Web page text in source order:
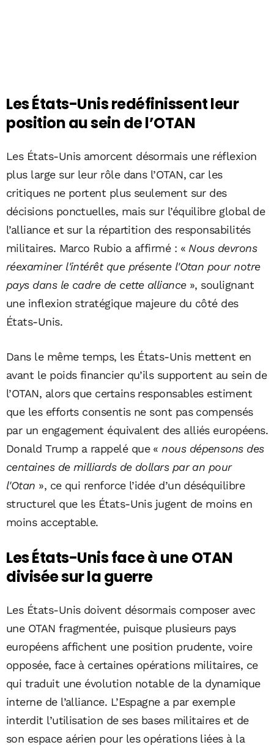
Les États-Unis redéfinissent leur
position au sein de l’OTAN
Les États-Unis amorcent désormais une réflexion
plus large sur leur rôle dans l’OTAN, car les
critiques ne portent plus seulement sur des
décisions ponctuelles, mais sur l’équilibre global de
l’alliance et sur la répartition des responsabilités
militaires. Marco Rubio a affirmé : « Nous devrons
réexaminer l'intérêt que présente l'Otan pour notre
pays dans le cadre de cette alliance», soulignant
une inflexion stratégique majeure du côté des
États-Unis.
Dans le même temps, les États-Unis mettent en
avant le poids financier qu’ils supportent au sein de
l’OTAN, alors que certains responsables estiment
que les efforts consentis ne sont pas compensés
par un engagement équivalent des alliés européens.
Donald Trump a rappelé que « nous dépensons des
centaines de milliards de dollars par an pour
l'Otan », ce qui renforce l’idée d’un déséquilibre
structurel que les États-Unis jugent de moins en
moins acceptable.
Les États-Unis face à une OTAN
divisée sur la guerre
Les États-Unis doivent désormais composer avec
une OTAN fragmentée, puisque plusieurs pays
européens affichent une position prudente, voire
opposée, face à certaines opérations militaires, ce
qui traduit une évolution notable de la dynamique
interne de l’alliance. L’Espagne a par exemple
interdit l’utilisation de ses bases militaires et de
son espace aérien pour les opérations liées à la